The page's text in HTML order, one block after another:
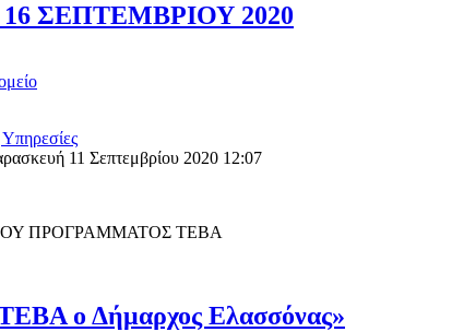
ΣΕΠΤΕΜΒΡΙΟΥ 2020
11 Σεπτεμβρίου 2020 12:07
ΠΡΟΓΡΑΜΜΑΤΟΣ ΤΕΒΑ
ο Δήμαρχος Ελασσόνας»